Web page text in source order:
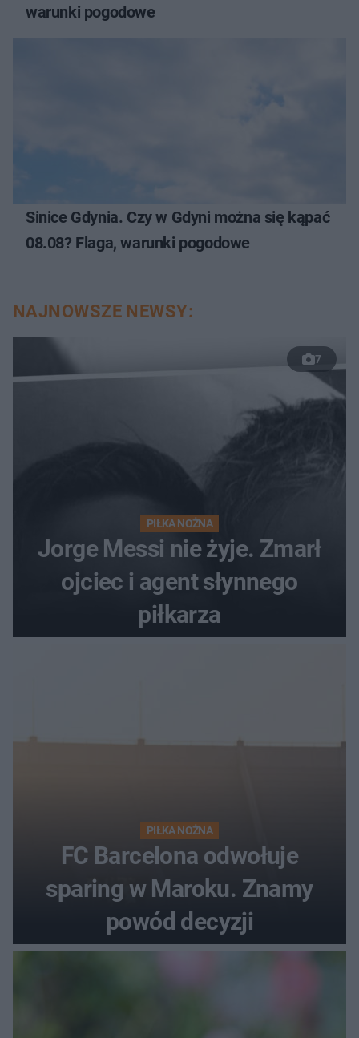
warunki pogodowe
Sinice Gdynia. Czy w Gdyni można się kąpać
08.08? Flaga, warunki pogodowe
NAJNOWSZE NEWSY:
7
PIŁKA NOŻNA
Jorge Messi nie żyje. Zmarł
ojciec i agent słynnego
piłkarza
PIŁKA NOŻNA
FC Barcelona odwołuje
sparing w Maroku. Znamy
powód decyzji